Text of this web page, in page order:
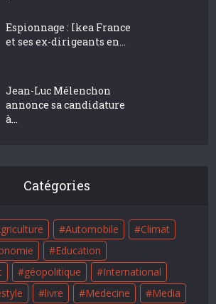
Espionnage : Ikea France
et ses ex-dirigeants en...
Jean-Luc Mélenchon
annonce sa candidature
à...
Catégories
Automobile
Climat
Education
géopolitique
International
livre Medecine Media